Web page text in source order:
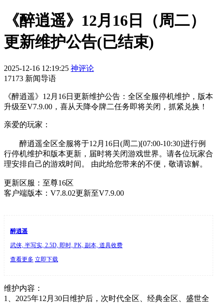
《醉逍遥》12月16日（周二）
更新维护公告(已结束)
2025-12-16 12:19:25 神评论
17173 新闻导语
《醉逍遥》12月16日更新维护公告：全区全服停机维护，版本
升级至V7.9.00，喜从天降令牌二任务即将关闭，抓紧兑换！
亲爱的玩家：
醉逍遥全区全服将于12月16日(周二)[07:00-10:30]进行例
行停机维护和版本更新，届时将关闭游戏世界。请各位玩家合
理安排自己的游戏时间。 由此给您带来的不便，敬请谅解。
更新区服：至尊16区
客户端版本：V7.8.02更新至V7.9.00
醉逍遥
武侠, 半写实, 2.5D, 即时, PK, 副本, 道具收费
查看更多 立即下载
维护内容：
1、2025年12月30日维护后，次时代全区、经典全区、盛世全